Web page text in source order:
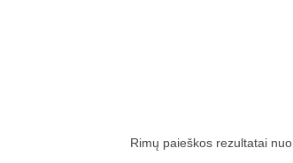
Rimų paieškos rezultatai nuo